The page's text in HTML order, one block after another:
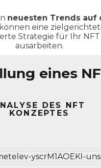
neuesten Trends auf
eine
Strategie für Ihr
ausarbeiten.
eines
DES NFT
KONZEPTES